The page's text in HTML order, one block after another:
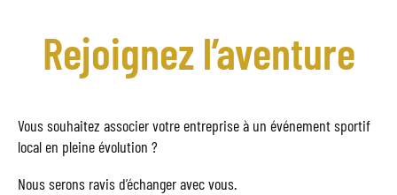
Rejoignez l’aventure
Vous souhaitez associer votre entreprise à un événement sportif
local en pleine évolution ?
Nous serons ravis d’échanger avec vous.